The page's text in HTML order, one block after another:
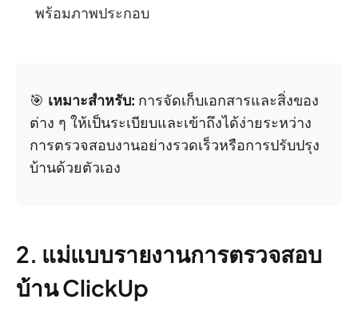
พร้อมภาพประกอบ
🎯 เหมาะสำหรับ: การจัดเก็บเอกสารและสิ่งของ
ต่าง ๆ ให้เป็นระเบียบและเข้าถึงได้ง่ายระหว่าง
การตรวจสอบงานอย่างรวดเร็วหรือการปรับปรุง
บ้านด้วยตัวเอง
2. แม่แบบรายงานการตรวจสอบ
บ้าน ClickUp